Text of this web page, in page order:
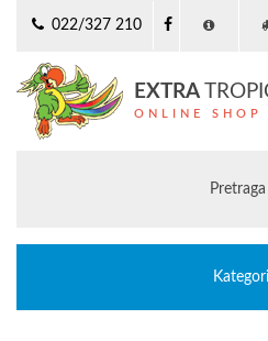
022/327 210
EXTRA
ONLINE SHOP